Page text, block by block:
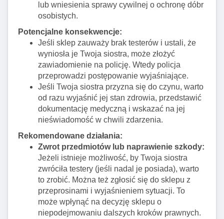
lub wniesienia sprawy cywilnej o ochronę dóbr
osobistych.
Potencjalne konsekwencje:
Jeśli sklep zauważy brak testerów i ustali, że
wyniosła je Twoja siostra, może złożyć
zawiadomienie na policję. Wtedy policja
przeprowadzi postępowanie wyjaśniające.
Jeśli Twoja siostra przyzna się do czynu, warto
od razu wyjaśnić jej stan zdrowia, przedstawić
dokumentację medyczną i wskazać na jej
nieświadomość w chwili zdarzenia.
Rekomendowane działania:
Zwrot przedmiotów lub naprawienie szkody:
Jeżeli istnieje możliwość, by Twoja siostra
zwróciła testery (jeśli nadal je posiada), warto
to zrobić. Można też zgłosić się do sklepu z
przeprosinami i wyjaśnieniem sytuacji. To
może wpłynąć na decyzję sklepu o
niepodejmowaniu dalszych kroków prawnych.